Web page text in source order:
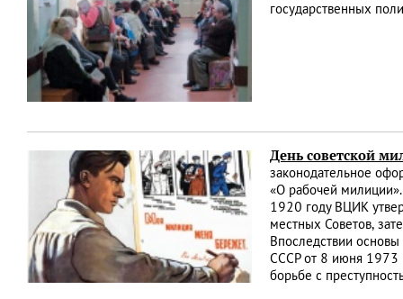
государственных
День советской
законодательное
«О рабочей
1920 году ВЦИК
местных Советов,
Впоследствии
СССР от 8 июня 1973
борьбе с